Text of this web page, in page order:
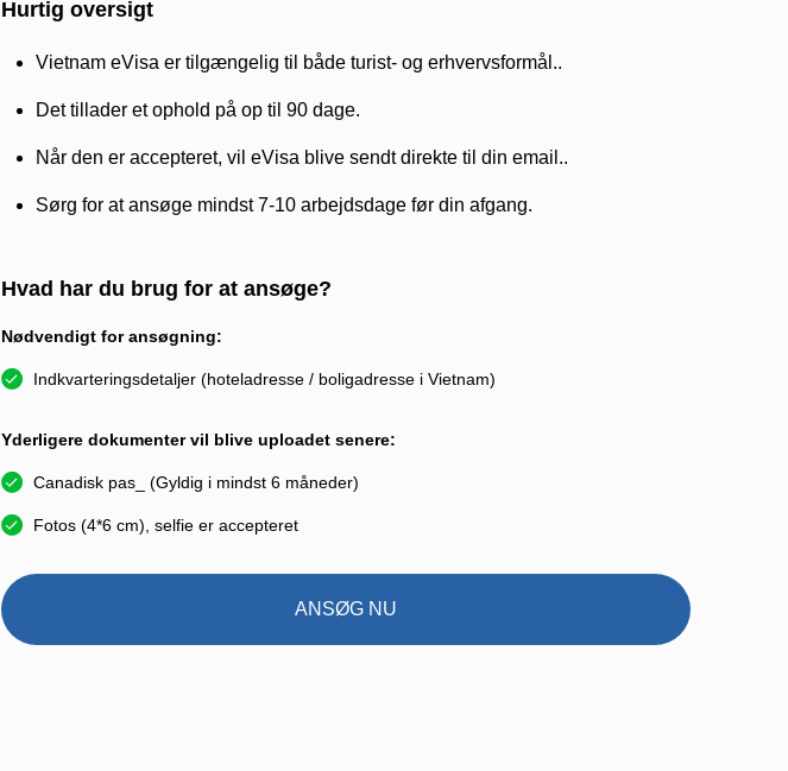
Hurtig oversigt
Vietnam eVisa er tilgængelig til både turist- og erhvervsformål..
Det tillader et ophold på op til 90 dage.
Når den er accepteret, vil eVisa blive sendt direkte til din email..
Sørg for at ansøge mindst 7-10 arbejdsdage før din afgang.
Hvad har du brug for at ansøge?
Nødvendigt for ansøgning:
Indkvarteringsdetaljer (hoteladresse / boligadresse i Vietnam)
Yderligere dokumenter vil blive uploadet senere:
Canadisk pas_ (Gyldig i mindst 6 måneder)
Fotos (4*6 cm), selfie er accepteret
ANSØG NU